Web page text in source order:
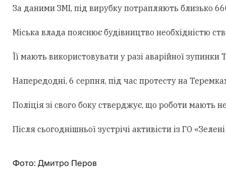
За даними ЗМІ, під вирубку потрапляють близько
Міська влада пояснює будівництво необхідністю
Її мають використовувати у разі аварійної
Напередодні, 6 серпня, під час протесту на
Поліція зі свого боку стверджує, що роботи мають
Після сьогоднішньої зустрічі активісти із ГО
Фото: Дмитро Перов